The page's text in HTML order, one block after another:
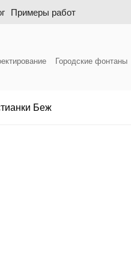
Примеры работ
Городские фонтаны
Беж